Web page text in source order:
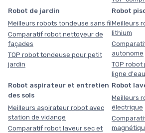
Robot de jardin
Meilleurs robots tondeuse sans fil
Comparatif robot nettoyeur de
façades
TOP robot tondeuse pour petit
jardin
Robot
Meilleurs
lithium
autonome
TOP
ligne d'eau
Robot aspirateur et entretien
des sols
Meilleurs aspirateur robot avec
station de vidange
Comparatif robot laveur sec et
Robot
Meilleurs
électrique